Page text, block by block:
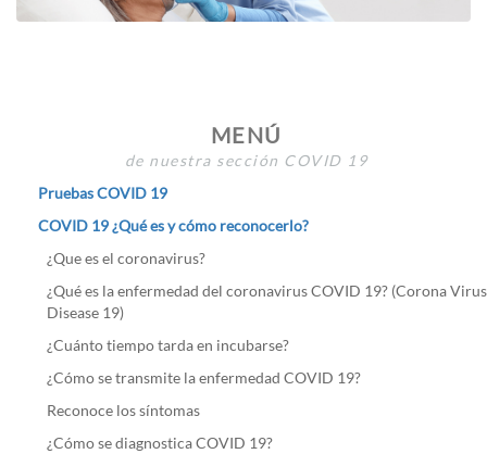
MENÚ
de nuestra sección COVID 19
Pruebas COVID 19
COVID 19 ¿Qué es y cómo reconocerlo?
¿Que es el coronavirus?
¿Qué es la enfermedad del coronavirus COVID 19? (Corona Virus
Disease 19)
¿Cuánto tiempo tarda en incubarse?
¿Cómo se transmite la enfermedad COVID 19?
Reconoce los síntomas
¿Cómo se diagnostica COVID 19?